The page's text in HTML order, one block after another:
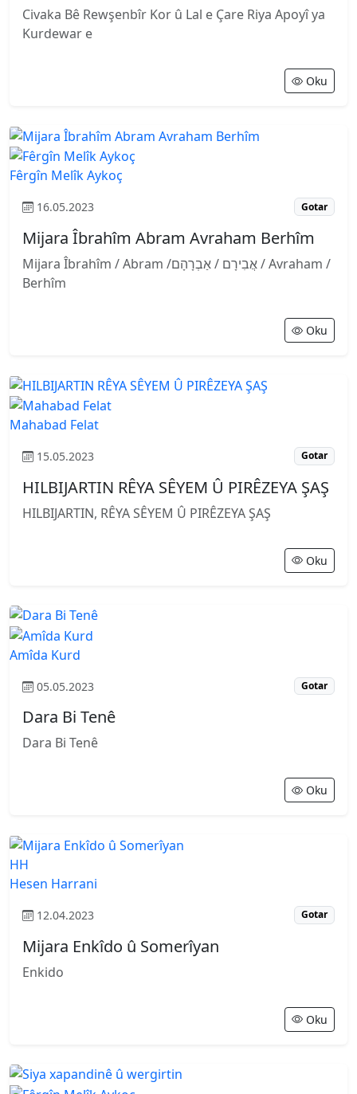
Civaka Bê Rewşenbîr Kor û Lal e Çare Riya Apoyî ya
Kurdewar e
Oku
Fêrgîn Melîk Aykoç
16.05.2023 Gotar
Mijara Îbrahîm Abram Avraham Berhîm
Mijara Îbrahîm / Abram /אֲבִירָם / אַבְרָהָם / Avraham /
Berhîm
Oku
Mahabad Felat
15.05.2023 Gotar
HILBIJARTIN RÊYA SÊYEM Û PIRÊZEYA ŞAŞ
HILBIJARTIN, RÊYA SÊYEM Û PIRÊZEYA ŞAŞ
Oku
Amîda Kurd
05.05.2023 Gotar
Dara Bi Tenê
Dara Bi Tenê
Oku
HH
Hesen Harrani
12.04.2023 Gotar
Mijara Enkîdo û Somerîyan
Enkido
Oku